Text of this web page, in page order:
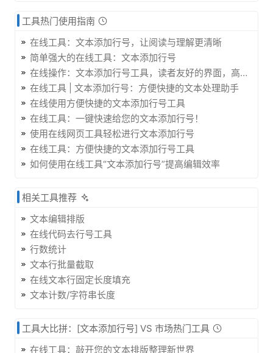
工具热门使用指南
在线工具：文本添加行号，让阅读与理解更清晰
简单强大的在线工具：文本添加行号
在线操作：文本添加行号工具，读者友好的界面，高效处理多类问题。
在线工具 | 文本添加行号：方便快捷的文本处理助手
在线使用方便快捷的文本添加行号工具
在线工具：一键快速给您的文本添加行号！
使用在线网页工具轻松进行文本添加行号
在线工具：方便快捷的文本添加行号工具
如何使用在线工具“文本添加行号”提高编辑效率
相关工具推荐
文本编辑排版
在线代码去行号工具
行数统计
文本行批量截取
在线文本行固定长度填充
文本计数/字符串长度
工具大比拼：[文本添加行号] VS 市场热门工具
在线工具：敲开您的文本排版整理新世界